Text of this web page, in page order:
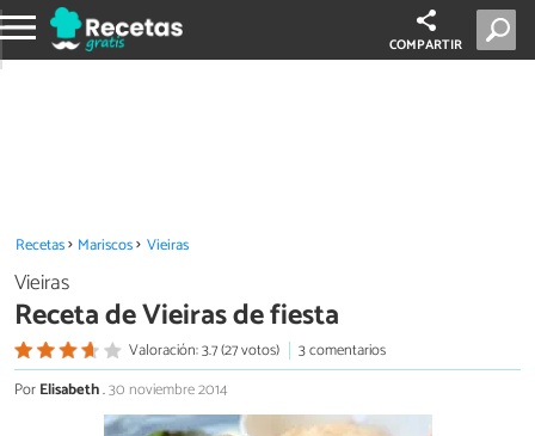
COMPARTIR
Recetas Mariscos Vieiras
Vieiras
Receta de Vieiras de fiesta
Valoración: 3.7 (27 votos)
3 comentarios
PorElisabeth.30 noviembre 2014